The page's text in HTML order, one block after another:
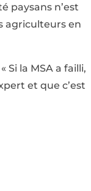
paysans n’est
agriculteurs en
la MSA a failli,
et que c’est